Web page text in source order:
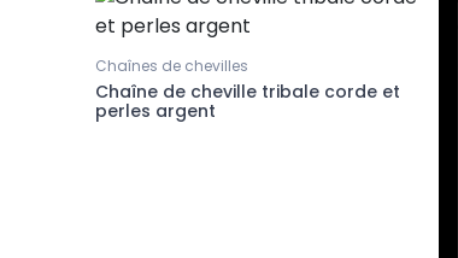
Chaînes de chevilles
Chaîne de cheville tribale corde et
perles argent